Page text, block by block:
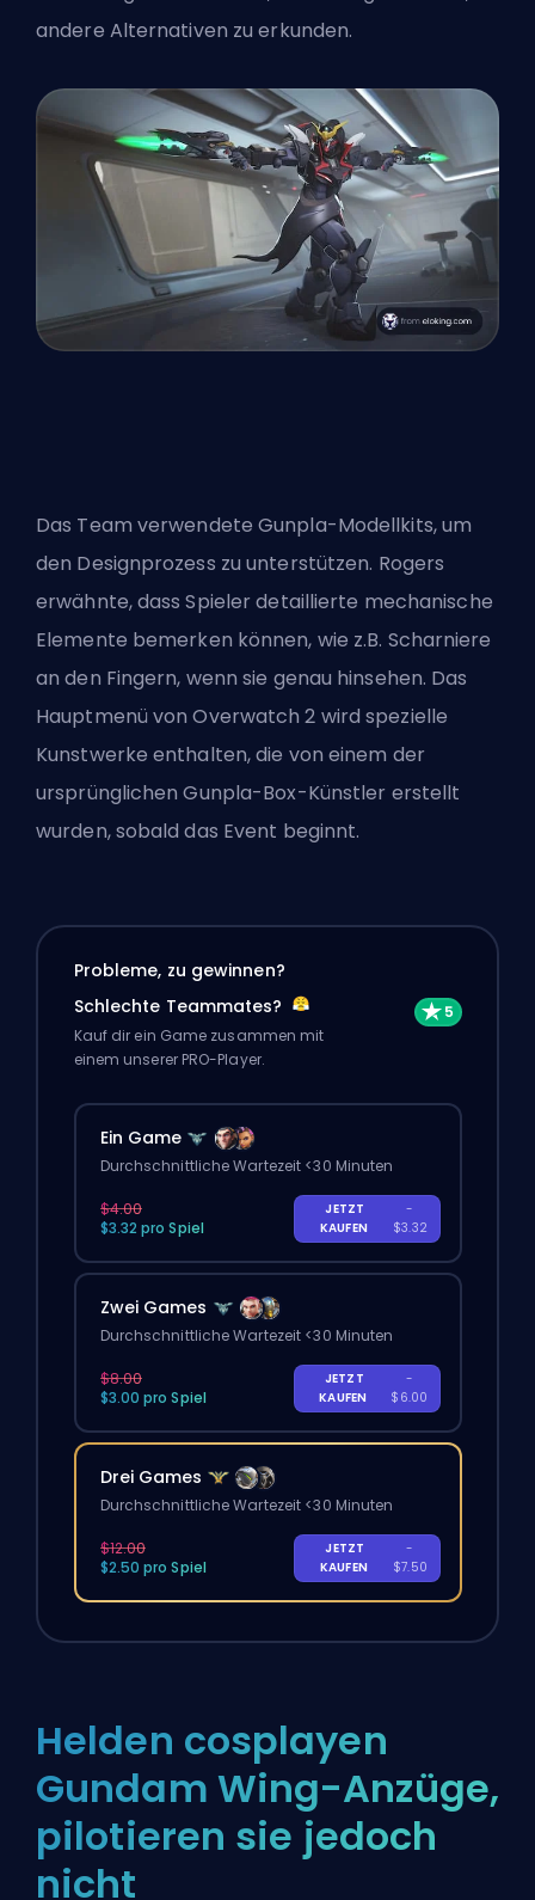
andere Alternativen zu erkunden.
Das Team verwendete Gunpla-Modellkits, um
den Designprozess zu unterstützen. Rogers
erwähnte, dass Spieler detaillierte mechanische
Elemente bemerken können, wie z.B. Scharniere
an den Fingern, wenn sie genau hinsehen. Das
Hauptmenü von Overwatch 2 wird spezielle
Kunstwerke enthalten, die von einem der
ursprünglichen Gunpla-Box-Künstler erstellt
wurden, sobald das Event beginnt.
Probleme, zu gewinnen?
Schlechte Teammates?
Kauf dir ein Game zusammen mit
einem unserer PRO-Player.
Ein Game
Durchschnittliche Wartezeit <30 Minuten
$4.00
$3.32 pro Spiel
JETZT
KAUFEN
-
$3.32
Zwei Games
Durchschnittliche Wartezeit <30 Minuten
$8.00
$3.00 pro Spiel
JETZT
KAUFEN
-
$6.00
Drei Games
Durchschnittliche Wartezeit <30 Minuten
$12.00
$2.50 pro Spiel
JETZT
KAUFEN
-
$7.50
Helden cosplayen
Gundam Wing-Anzüge,
pilotieren sie jedoch
nicht